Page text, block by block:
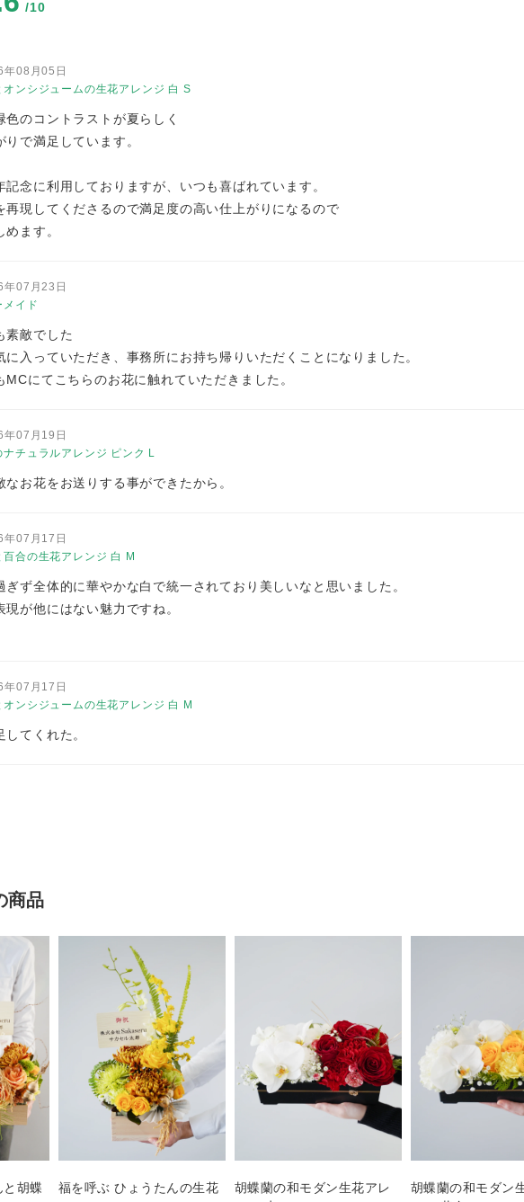
/10
年08月05日
オンシジュームの生花アレンジ 白 S
色のコントラストが夏らしく
で満足しています。
記念に利用しておりますが、いつも喜ばれています。
再現してくださるので満足度の高い仕上がりになるので
ます。
年07月23日
メイド
素敵でした
に入っていただき、事務所にお持ち帰りいただくことになりました。
MCにてこちらのお花に触れていただきました。
年07月19日
ナチュラルアレンジ ピンク L
なお花をお送りする事ができたから。
年07月17日
百合の生花アレンジ 白 M
ぎず全体的に華やかな白で統一されており美しいなと思いました。
が他にはない魅力ですね。
年07月17日
オンシジュームの生花アレンジ 白 M
てくれた。
商品
胡蝶
福を呼ぶ ひょうたんの生花
胡蝶蘭の和モダン生花アレ
胡蝶蘭の和モダン